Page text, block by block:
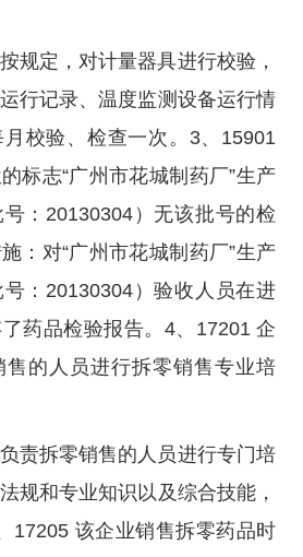
规定，对计量器具进行校验，
行记录、温度监测设备运行情
校验、检查一次。3、15901
标志“广州市花城制药厂”生产
：20130304）无该批号的检
：对“广州市花城制药厂”生产
：20130304）验收人员在进
药品检验报告。4、17201 企
售的人员进行拆零销售专业培
责拆零销售的人员进行专门培
规和专业知识以及综合技能，
17205 该企业销售拆零药品时